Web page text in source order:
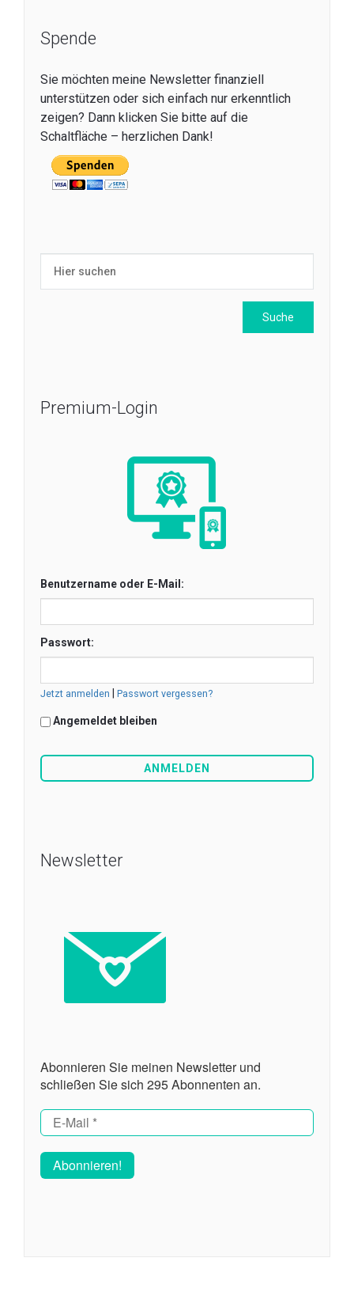
Spende
Sie möchten meine Newsletter finanziell
unterstützen oder sich einfach nur erkenntlich
zeigen? Dann klicken Sie bitte auf die
Schaltfläche – herzlichen Dank!
Premium-Login
Benutzername oder E-Mail:
Passwort:
Jetzt anmelden Passwort vergessen?
Angemeldet bleiben
Newsletter
Abonnieren Sie meinen Newsletter und
schließen Sie sich 295 Abonnenten an.